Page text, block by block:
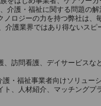
介護・福祉に関する問題の解
ノロジーの力を持つ弊社は、
介護業界ではあり得ないスピ
訪問看護、デイサービスなど
・福祉事業者向けソリューシ
、人材紹介、マッチングプ